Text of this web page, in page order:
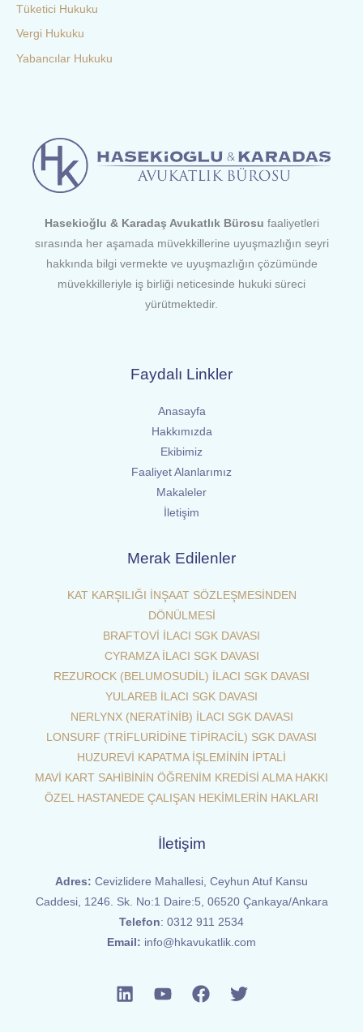
Tüketici Hukuku
Vergi Hukuku
Yabancılar Hukuku
Hasekioğlu & Karadaş Avukatlık Bürosu faaliyetleri
sırasında her aşamada müvekkillerine uyuşmazlığın seyri
hakkında bilgi vermekte ve uyuşmazlığın çözümünde
müvekkilleriyle iş birliği neticesinde hukuki süreci
yürütmektedir.
Faydalı Linkler
Anasayfa
Hakkımızda
Ekibimiz
Faaliyet Alanlarımız
Makaleler
İletişim
Merak Edilenler
KAT KARŞILIĞI İNŞAAT SÖZLEŞMESİNDEN
DÖNÜLMESİ
BRAFTOVİ İLACI SGK DAVASI
CYRAMZA İLACI SGK DAVASI
REZUROCK (BELUMOSUDİL) İLACI SGK DAVASI
YULAREB İLACI SGK DAVASI
NERLYNX (NERATİNİB) İLACI SGK DAVASI
LONSURF (TRİFLURİDİNE TİPİRACİL) SGK DAVASI
HUZUREVİ KAPATMA İŞLEMİNİN İPTALİ
MAVİ KART SAHİBİNİN ÖĞRENİM KREDİSİ ALMA HAKKI
ÖZEL HASTANEDE ÇALIŞAN HEKİMLERİN HAKLARI
İletişim
Adres: Cevizlidere Mahallesi, Ceyhun Atuf Kansu
Caddesi, 1246. Sk. No:1 Daire:5, 06520 Çankaya/Ankara
Telefon: 0312 911 2534
Email: info@hkavukatlik.com